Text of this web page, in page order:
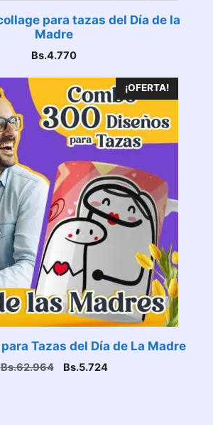
para tazas del Día de la
Madre
Bs.4.770
¡OFERTA!
Tazas del Día de La Madre
Bs.62.964
El
Bs.5.724El